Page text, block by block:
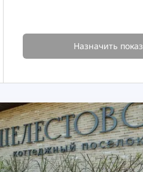
Назначить показ